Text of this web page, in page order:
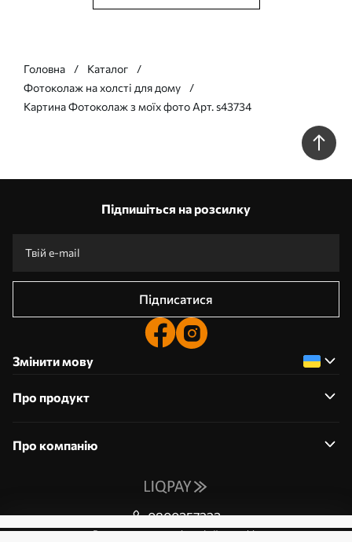
Головна
Каталог
Фотоколаж на холсті для дому
Картина Фотоколаж з моїх фото Арт. s43734
Підпишіться на розсилку
Підписатися
Змінити мову
Про продукт
Про компанію
0800357223
Редагування дозволів на файли cookie